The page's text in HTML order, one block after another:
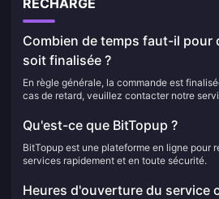
Combien de temps faut-il pour
soit finalisée ?
En règle générale, la commande est
cas de retard, veuillez contacter notre
Qu'est-ce que BitTopup ?
BitTopup est une plateforme en ligne pour
services rapidement et en toute sécurité.
Heures d'ouverture du service